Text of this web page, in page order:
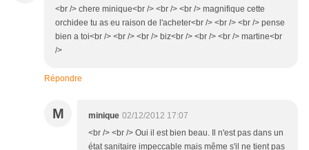
<br /> chere minique<br /> <br /> <br /> magnifique cette
orchidee tu as eu raison de l'acheter<br /> <br /> <br /> pense
bien a toi<br /> <br /> <br /> biz<br /> <br /> <br /> martine<br
/>
Répondre
M minique 02/12/2012 17:07
<br /> <br /> Oui il est bien beau. Il n'est pas dans un
état sanitaire impeccable mais même s'il ne tient pas